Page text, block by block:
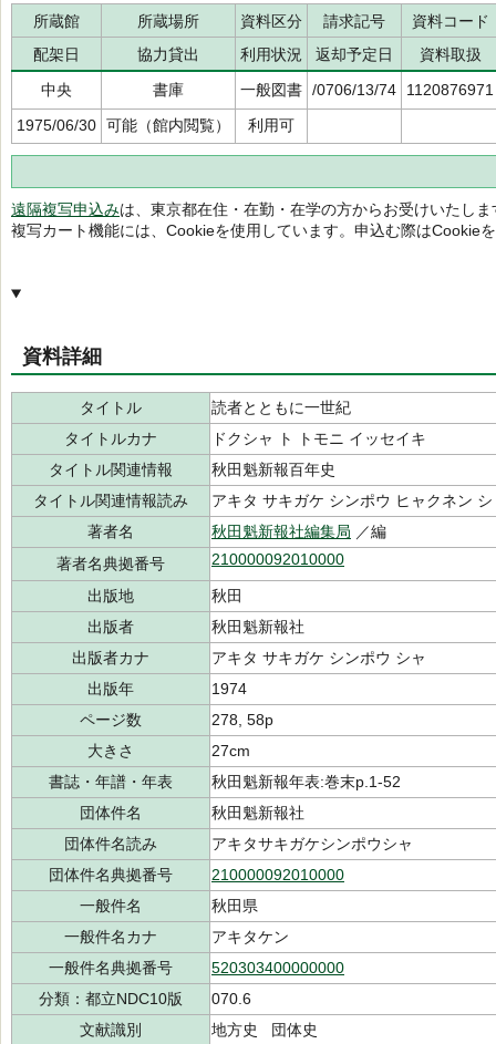
所蔵館 所蔵場所 資料区分 請求記号
資料コード
配架日
協力貸出 利用状況 返却予定日
資料取扱
中央
書庫 一般図書 /0706/13/74
1120876971
1975/06/30 可能（館内閲覧） 利用可
遠隔複写申込みは、東京都在住・在勤・在学の方からお受けいたしま
複写カート機能には、Cookieを使用しています。申込む際はCookie
資料詳細
タイトル
読者とともに一世紀
タイトルカナ
ドクシャ ト トモニ イッセイキ
タイトル関連情報
秋田魁新報百年史
タイトル関連情報読み
アキタ サキガケ シンポウ ヒャクネン シ
著者名
秋田魁新報社編集局 ／編
著者名典拠番号
210000092010000
出版地
秋田
出版者
秋田魁新報社
出版者カナ
アキタ サキガケ シンポウ シャ
出版年
1974
ページ数
278, 58p
大きさ
27cm
書誌・年譜・年表
秋田魁新報年表:巻末p.1-52
団体件名
秋田魁新報社
団体件名読み
アキタサキガケシンポウシャ
団体件名典拠番号
210000092010000
一般件名
秋田県
一般件名カナ
アキタケン
一般件名典拠番号
520303400000000
分類：都立NDC10版
070.6
文献識別
地方史 団体史